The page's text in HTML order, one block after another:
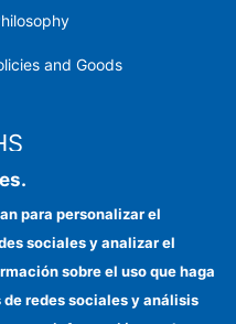
and Goods
identity
para personalizar el
sociales y analizar el
sobre el uso que haga
redes sociales y análisis